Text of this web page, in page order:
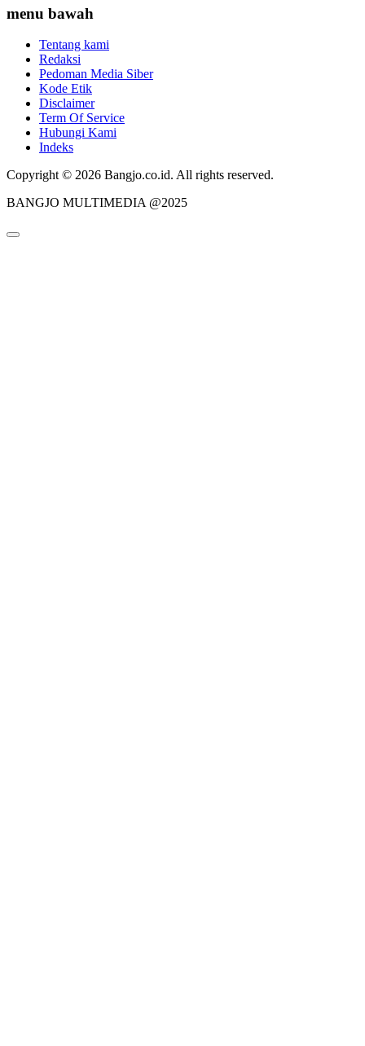
menu bawah
Tentang kami
Redaksi
Pedoman Media Siber
Kode Etik
Disclaimer
Term Of Service
Hubungi Kami
Indeks
Copyright © 2026 Bangjo.co.id. All rights reserved.
BANGJO MULTIMEDIA @2025